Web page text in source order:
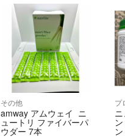
その他
amway アムウェイ ニ
ュートリ ファイバーパ
ウダー 7本
プ